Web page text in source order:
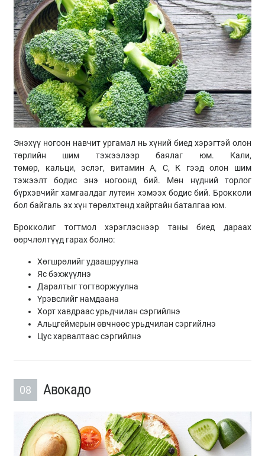
Энэхүү ногоон навчит ургамал нь хүний биед хэрэгтэй олон
төрлийн шим тэжээлээр баялаг юм. Кали,
төмөр, кальци, эслэг, витамин А, С, К гээд олон шим
тэжээлт бодис энэ ногоонд бий. Мөн нүдний торлог
бүрхэвчийг хамгаалдаг лутеин хэмээх бодис бий. Брокколи
бол байгаль эх хүн төрөлхтөнд хайртайн баталгаа юм.
Брокколиг тогтмол хэрэглэснээр таны биед дараах
өөрчлөлтүүд гарах болно:
Хөгшрөлийг удаашруулна
Яс бэхжүүлнэ
Даралтыг тогтворжуулна
Үрэвслийг намдаана
Хорт хавдраас урьдчилан сэргийлнэ
Альцгеймерын өвчнөөс урьдчилан сэргийлнэ
Цус харвалтаас сэргийлнэ
08 Авокадо